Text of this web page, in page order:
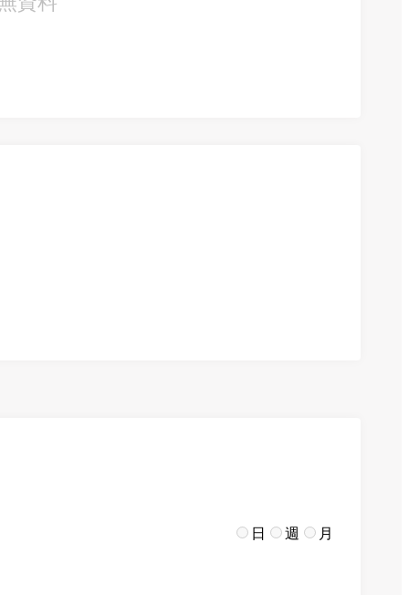
日 週 月